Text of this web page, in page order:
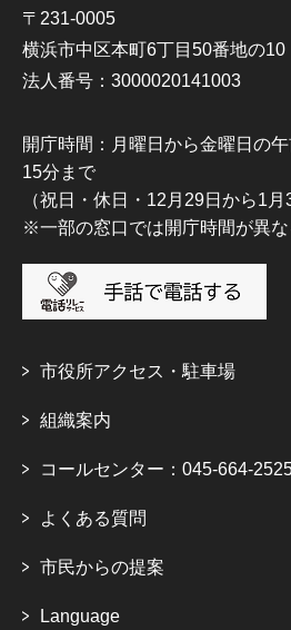
〒231-0005
横浜市中区本町6丁目50番地の10
法人番号：3000020141003
開庁時間：月曜日から金曜日の
15分まで
（祝日・休日・12月29日から1月
※一部の窓口では開庁時間が異
市役所アクセス・駐車場
組織案内
コールセンター：045-664-
よくある質問
市民からの提案
Language